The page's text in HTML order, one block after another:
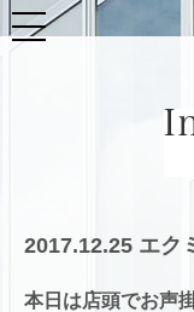
2017.12.25 エ
本日は店頭でお声